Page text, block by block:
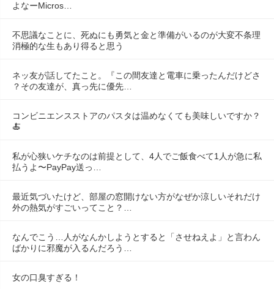
よなーMicros…
不思議なことに、死ぬにも勇気と金と準備がいるのが大変不条理
消極的な生もあり得ると思う
ネッ友が話してたこと。『この間友達と電車に乗ったんだけどさ
？その友達が、真っ先に優先…
コンビニエンスストアのパスタは温めなくても美味しいですか？
🍝
私が心狭いケチなのは前提として、4人でご飯食べて1人が急に私
払うよ〜PayPay送っ…
最近気づいたけど、部屋の窓開けない方がなぜか涼しいそれだけ
外の熱気がすごいってこと？…
なんでこう…人がなんかしようとすると「させねえよ」と言わん
ばかりに邪魔が入るんだろう…
女の口臭すぎる！